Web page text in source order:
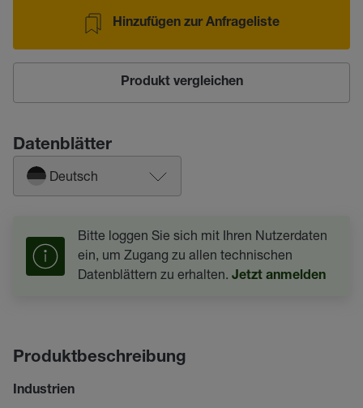
Hinzufügen zur Anfrageliste
Produkt vergleichen
Datenblätter
Deutsch
Bitte loggen Sie sich mit Ihren Nutzerdaten
ein, um Zugang zu allen technischen
Datenblättern zu erhalten. Jetzt anmelden
Produktbeschreibung
Industrien